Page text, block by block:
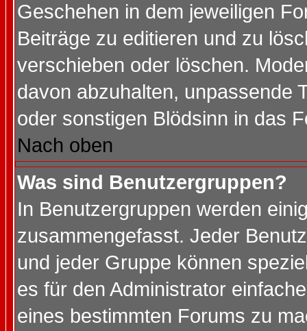
Geschehen in dem jeweiligen
Beiträge zu editieren und zu
verschieben oder löschen.
davon abzuhalten, unpassende
oder sonstigen Blödsinn in das
Nach oben
Was sind Benutzergruppen?
In Benutzergruppen werden
zusammengefasst. Jeder
und jeder Gruppe können
es für den Administrator
eines bestimmten Forums zu